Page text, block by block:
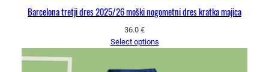
Barcelona tretji dres 2025/26 moški nogometni dres kratka majica
36.0 €
Select options